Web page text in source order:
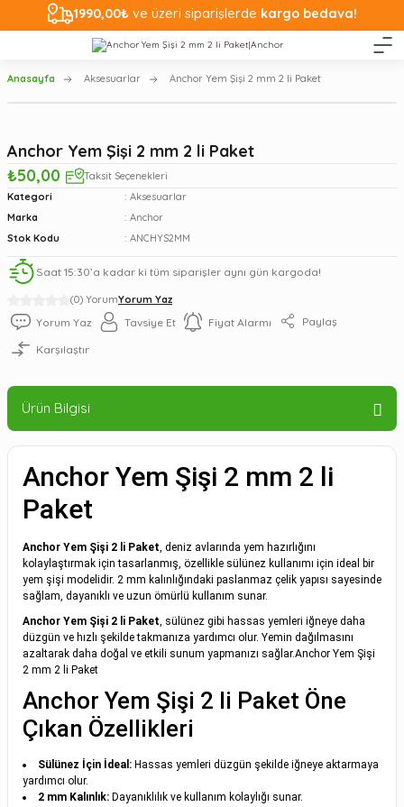
1990,00₺ ve üzeri siparişlerde kargo bedava!
Anasayfa Aksesuarlar Anchor Yem Şişi 2 mm 2 li Paket
(0) YorumYorum Yaz
Anchor Yem Şişi 2 mm 2 li Paket
₺50,00
Taksit Seçenekleri
Kategori
Aksesuarlar
Marka
Anchor
Stok Kodu
ANCHYS2MM
Saat 15:30’a kadar ki tüm siparişler aynı gün kargoda!
Yorum Yaz Tavsiye Et Fiyat Alarmı Paylaş
Karşılaştır
Ürün Bilgisi
Anchor Yem Şişi 2 mm 2 li
Paket
Anchor Yem Şişi 2 li Paket, deniz avlarında yem hazırlığını
kolaylaştırmak için tasarlanmış, özellikle sülünez kullanımı için ideal bir
yem şişi modelidir. 2 mm kalınlığındaki paslanmaz çelik yapısı sayesinde
sağlam, dayanıklı ve uzun ömürlü kullanım sunar.
Anchor Yem Şişi 2 li Paket, sülünez gibi hassas yemleri iğneye daha
düzgün ve hızlı şekilde takmanıza yardımcı olur. Yemin dağılmasını
azaltarak daha doğal ve etkili sunum yapmanızı sağlar.Anchor Yem Şişi
2 mm 2 li Paket
Anchor Yem Şişi 2 li Paket Öne
Çıkan Özellikleri
Sülünez İçin İdeal: Hassas yemleri düzgün şekilde iğneye aktarmaya
yardımcı olur.
2 mm Kalınlık: Dayanıklılık ve kullanım kolaylığı sunar.